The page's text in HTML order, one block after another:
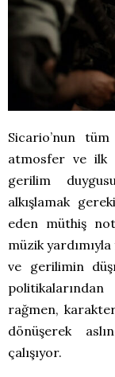
Sicario’nun
atmosfer ve ilk
gerilim
alkışlamak
eden müthiş
müzik
ve gerilimin
rağmen,
dönüşerek
çalışıyor.